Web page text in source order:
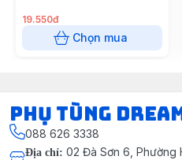
19.550đ
Chọn mua
Phụ Tùng
088 626 3338
Địa chỉ: 02 Đà Sơn 6, Phường